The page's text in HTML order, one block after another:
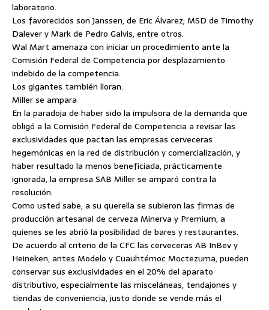
laboratorio.
Los favorecidos son Janssen, de Eric Álvarez; MSD de Timothy
Dalever y Mark de Pedro Galvis, entre otros.
Wal Mart amenaza con iniciar un procedimiento ante la
Comisión Federal de Competencia por desplazamiento
indebido de la competencia.
Los gigantes también lloran.
Miller se ampara
En la paradoja de haber sido la impulsora de la demanda que
obligó a la Comisión Federal de Competencia a revisar las
exclusividades que pactan las empresas cerveceras
hegemónicas en la red de distribución y comercialización, y
haber resultado la menos beneficiada, prácticamente
ignorada, la empresa SAB Miller se amparó contra la
resolución.
Como usted sabe, a su querella se subieron las firmas de
producción artesanal de cerveza Minerva y Premium, a
quienes se les abrió la posibilidad de bares y restaurantes.
De acuerdo al criterio de la CFC las cerveceras AB InBev y
Heineken, antes Modelo y Cuauhtémoc Moctezuma, pueden
conservar sus exclusividades en el 20% del aparato
distributivo, especialmente las misceláneas, tendajones y
tiendas de conveniencia, justo donde se vende más el